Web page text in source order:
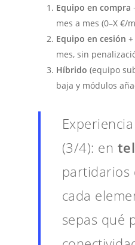
Equipo en compra
mes a mes (0–X €/
Equipo en cesión
mes, sin
Híbrido (equipo
baja y módulos
(3/4): en
partidarios
cada
sepas qué